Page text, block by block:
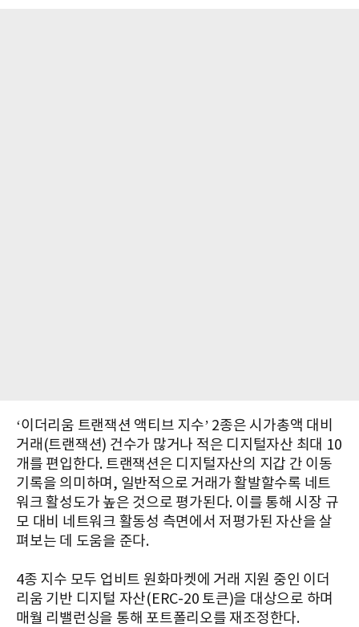
‘이더리움 트랜잭션 액티브 지수’ 2종은 시가총액 대비
거래(트랜잭션) 건수가 많거나 적은 디지털자산 최대 10
개를 편입한다. 트랜잭션은 디지털자산의 지갑 간 이동
기록을 의미하며, 일반적으로 거래가 활발할수록 네트
워크 활성도가 높은 것으로 평가된다. 이를 통해 시장 규
모 대비 네트워크 활동성 측면에서 저평가된 자산을 살
펴보는 데 도움을 준다.
4종 지수 모두 업비트 원화마켓에 거래 지원 중인 이더
리움 기반 디지털 자산(ERC-20 토큰)을 대상으로 하며
매월 리밸런싱을 통해 포트폴리오를 재조정한다.